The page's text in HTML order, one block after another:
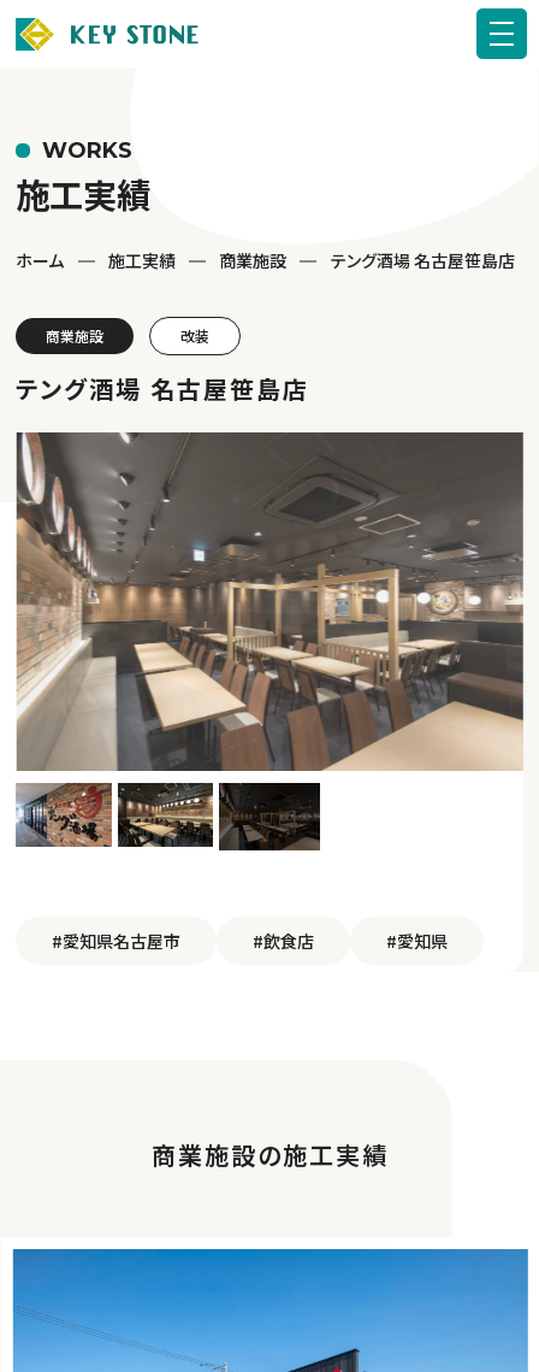
WORKS
施工実績
ホーム 施工実績 商業施設 テング酒場 名古屋笹島店
商業施設 改装
テング酒場 名古屋笹島店
#愛知県名古屋市 #飲食店 #愛知県
商業施設の施工実績